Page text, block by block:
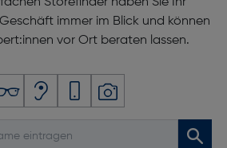
immer im Blick und können
vor Ort beraten lassen.